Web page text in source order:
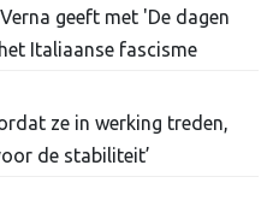
geeft met 'De dagen
Italiaanse fascisme
ze in werking treden,
de stabiliteit’